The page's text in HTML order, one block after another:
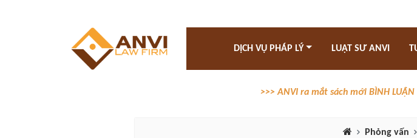
DỊCH VỤ PHÁP LÝ LUẬT SƯ ANVI
>>> ANVI ra mắt sách mới BÌNH LUẬN
Phỏng vấn